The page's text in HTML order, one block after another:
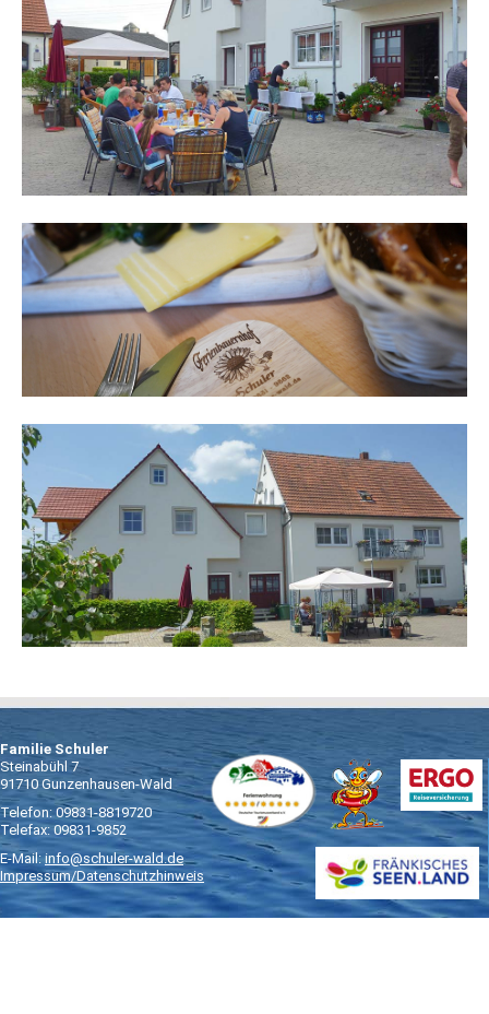
Familie Schuler
Steinabühl 7
91710 Gunzenhausen-Wald
Telefon: 09831-8819720
Telefax: 09831-9852
E-Mail: info@schuler-wald.de
Impressum/Datenschutzhinweis